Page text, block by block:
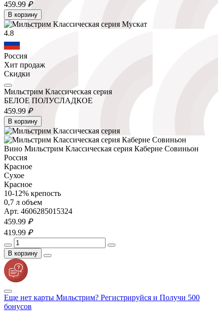
459.99 ₽
В корзину
4.8
Россия
Хит продаж
Скидки
Мильстрим Классическая серия
БЕЛОЕ ПОЛУСЛАДКОЕ
459.99 ₽
В корзину
Вино Мильстрим Классическая серия Каберне Совиньон
Россия
Красное
Сухое
Красное
10-12% крепость
0,7 л объем
Арт. 4606285015324
459.99 ₽
419.99 ₽
В корзину
Еще нет карты Мильстрим? Регистрируйся и Получи 500
бонусов